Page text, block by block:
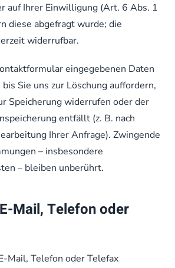
auf Ihrer Einwilligung (Art. 6 Abs. 1
diese abgefragt wurde; die
widerrufbar.
eingegebenen Daten
Sie uns zur Löschung auffordern,
Speicherung widerrufen oder der
entfällt (z. B. nach
Ihrer Anfrage). Zwingende
– insbesondere
– bleiben unberührt.
Mail, Telefon oder
Mail, Telefon oder Telefax